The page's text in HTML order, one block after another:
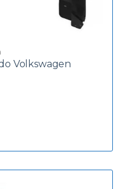
Volkswagen